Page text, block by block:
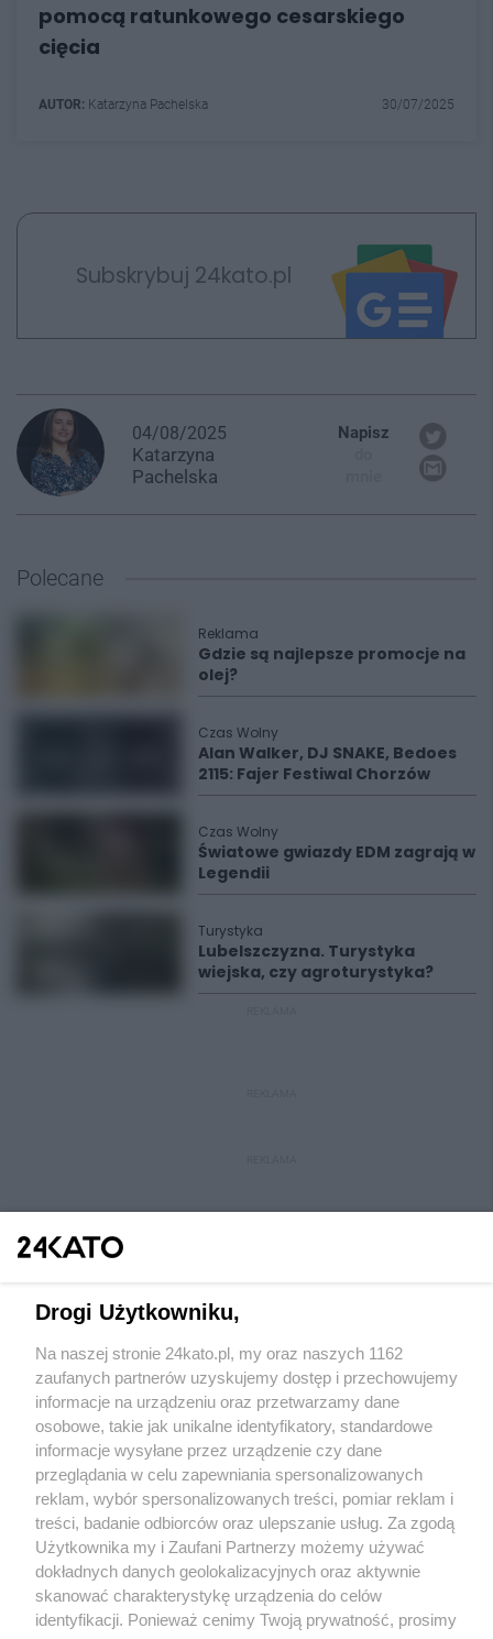
pomocą ratunkowego cesarskiego
cięcia
AUTOR: Katarzyna Pachelska 30/07/2025
Subskrybuj 24kato.pl
04/08/2025
Katarzyna
Pachelska
Napisz
Polecane
Reklama
Gdzie są najlepsze promocje na
olej?
Czas Wolny
Alan Walker, DJ SNAKE, Bedoes
2115: Fajer Festiwal Chorzów
Czas Wolny
Światowe gwiazdy EDM zagrają w
Legendii
Turystyka
Lubelszczyzna. Turystyka
wiejska, czy agroturystyka?
Wydawca mediów lokalnych
Nie zapomnij
zapoznać się z:
polityką prywatności regulamin korzystania z portali
Twojemiasto
Piekary Śląskie
Chorzów
Tarnowskie Góry
Skontakuj sięz nami
Kontakt
Wydawca
Redakcja
Drogi Użytkowniku,
Na naszej stronie 24kato.pl, my oraz naszych 1162
zaufanych partnerów uzyskujemy dostęp i przechowujemy
informacje na urządzeniu oraz przetwarzamy dane
osobowe, takie jak unikalne identyfikatory, standardowe
informacje wysyłane przez urządzenie czy dane
przeglądania w celu zapewniania spersonalizowanych
reklam, wybór spersonalizowanych treści, pomiar reklam i
treści, badanie odbiorców oraz ulepszanie usług. Za zgodą
Użytkownika my i Zaufani Partnerzy możemy używać
dokładnych danych geolokalizacyjnych oraz aktywnie
skanować charakterystykę urządzenia do celów
identyfikacji. Ponieważ cenimy Twoją prywatność, prosimy